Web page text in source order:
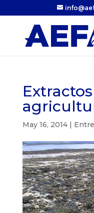
May 16, 2014|